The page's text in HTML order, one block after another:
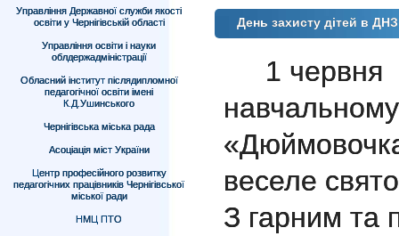
Управління Державної служби якості
освіти у Чернігівській області
Управління освіти і науки
облдержадміністрації
Обласний інститут післядипломної
педагогічної освіти імені
К.Д.Ушинського
Чернігівська міська рада
Асоціація міст України
Центр професійного розвитку
педагогічних працівників Чернігівської
міської ради
НМЦ ПТО
День захисту дітей в
1 червня
веселе
З гарним та